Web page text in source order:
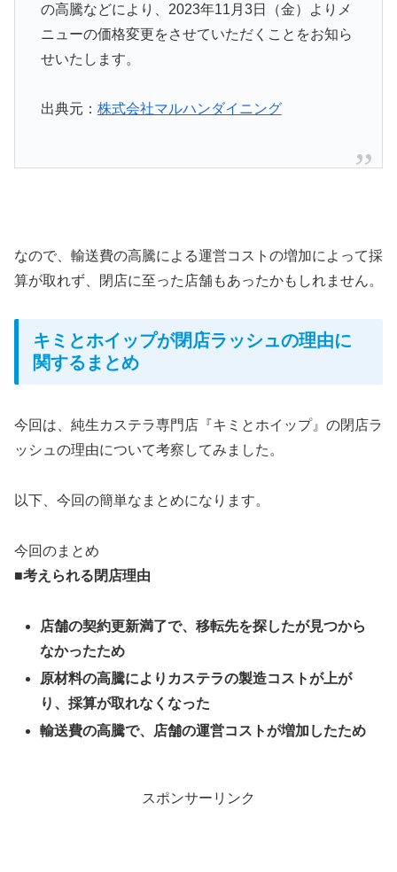
の高騰などにより、2023年11月3日（金）よりメ
ニューの価格変更をさせていただくことをお知ら
せいたします。
出典元： 株式会社マルハンダイニング
なので、輸送費の高騰による運営コストの増加によって採
算が取れず、閉店に至った店舗もあったかもしれません。
キミとホイップが閉店ラッシュの理由に
関するまとめ
今回は、純生カステラ専門店『キミとホイップ』の閉店ラ
ッシュの理由について考察してみました。
以下、今回の簡単なまとめになります。
今回のまとめ
■考えられる閉店理由
店舗の契約更新満了で、移転先を探したが見つから
なかったため
原材料の高騰によりカステラの製造コストが上が
り、採算が取れなくなった
輸送費の高騰で、店舗の運営コストが増加したため
スポンサーリンク